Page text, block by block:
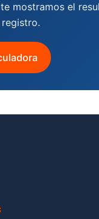
mostramos el